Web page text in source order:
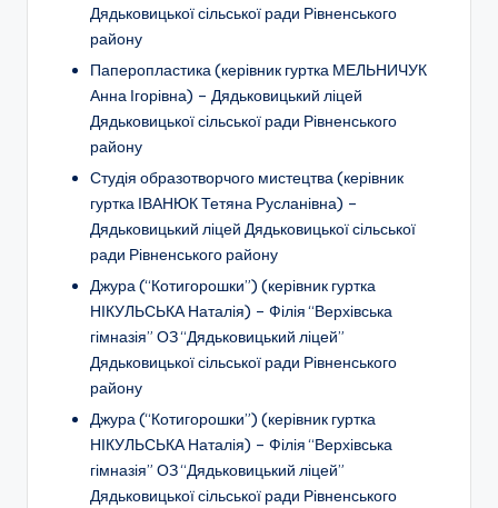
Дядьковицької сільської ради Рівненського
району
Паперопластика (керівник гуртка МЕЛЬНИЧУК
Анна Ігорівна) – Дядьковицький ліцей
Дядьковицької сільської ради Рівненського
району
Студія образотворчого мистецтва (керівник
гуртка ІВАНЮК Тетяна Русланівна) –
Дядьковицький ліцей Дядьковицької сільської
ради Рівненського району
Джура (“Котигорошки”) (керівник гуртка
НІКУЛЬСЬКА Наталія) – Філія “Верхівська
гімназія” ОЗ “Дядьковицький ліцей”
Дядьковицької сільської ради Рівненського
району
Джура (“Котигорошки”) (керівник гуртка
НІКУЛЬСЬКА Наталія) – Філія “Верхівська
гімназія” ОЗ “Дядьковицький ліцей”
Дядьковицької сільської ради Рівненського